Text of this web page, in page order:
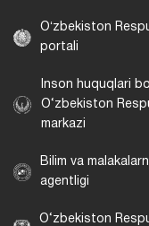
Oʻzbekiston
portali
Inson huquqlari
O‘zbekiston
markazi
Bilim va
agentligi
O‘zbekiston